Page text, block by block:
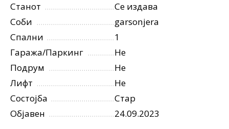
Станот
Се издава
Соби
garsonjera
Спални
1
Гаража/Паркинг
Не
Подрум
Не
Лифт
Не
Состојба
Стар
Објавен
24.09.2023